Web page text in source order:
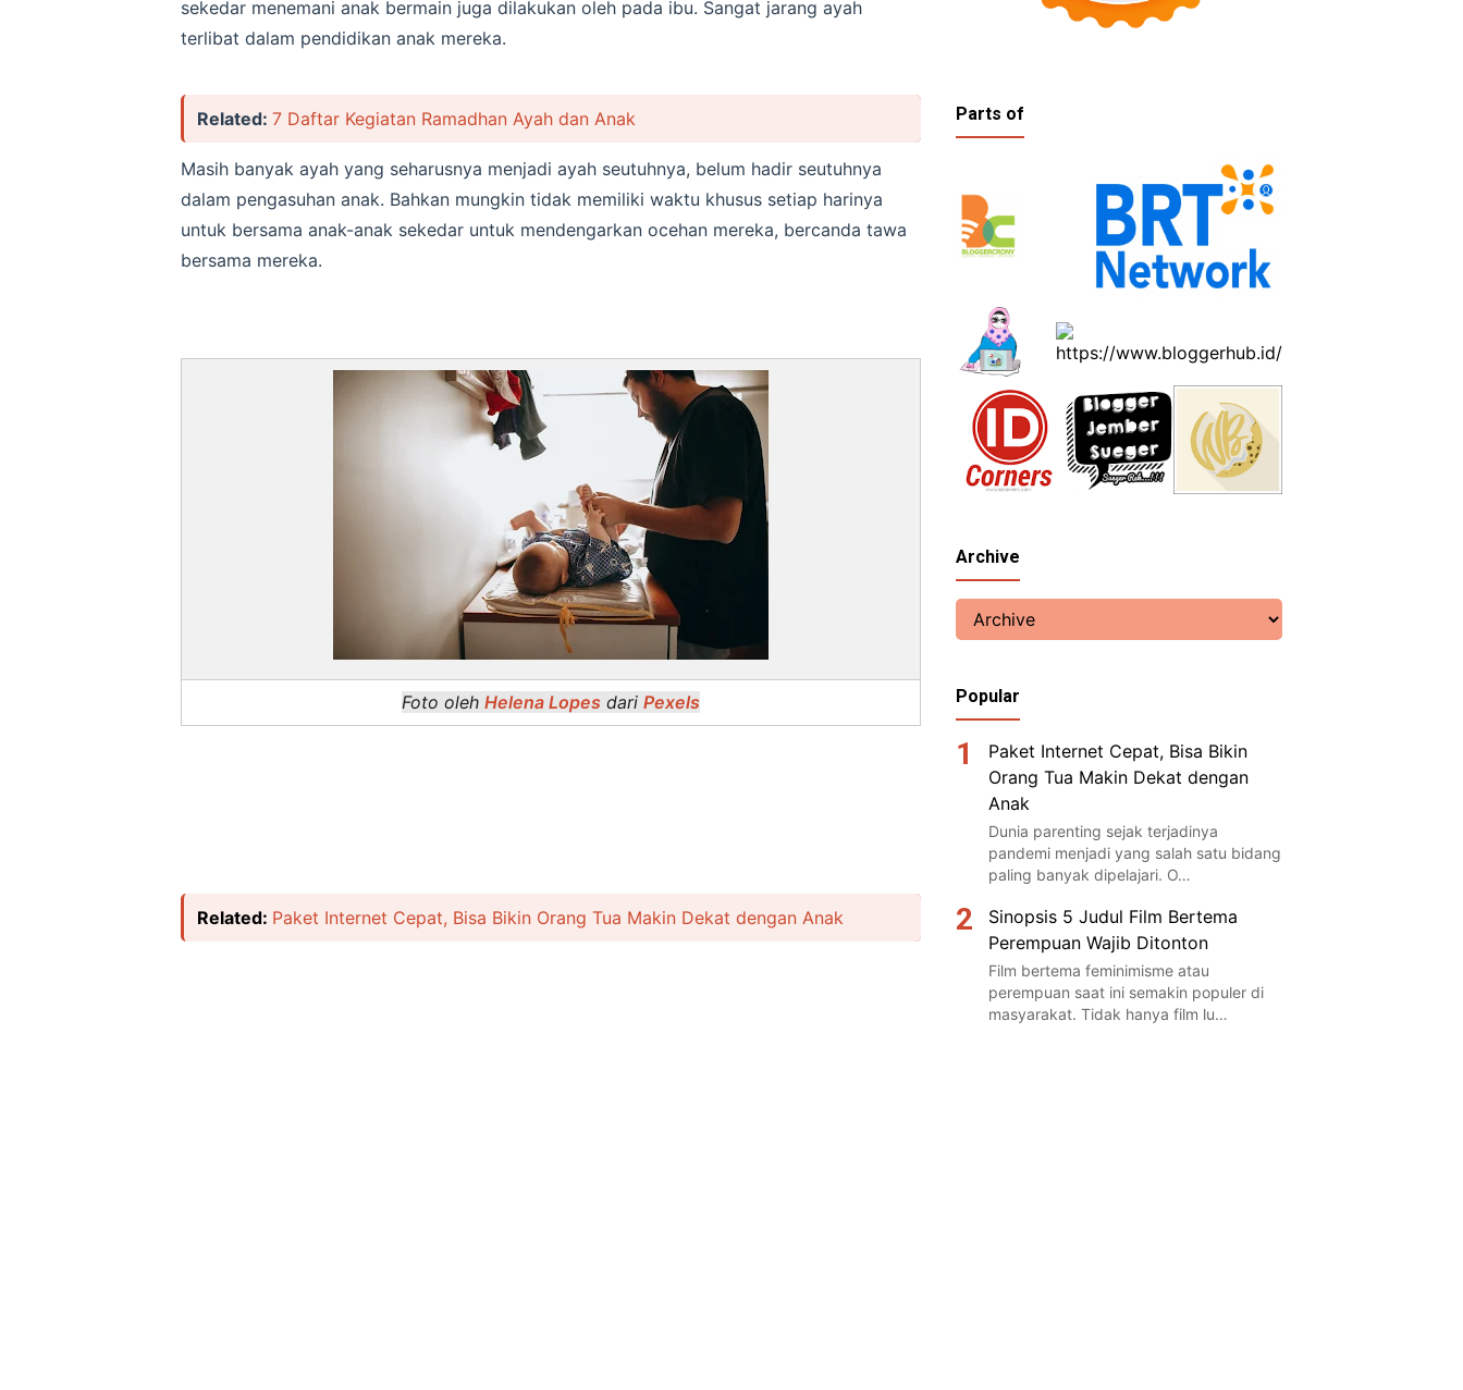
sekedar menemani anak bermain juga dilakukan oleh pada ibu. Sangat jarang ayah
terlibat dalam pendidikan anak mereka.
Related: 7 Daftar Kegiatan Ramadhan Ayah dan Anak
Masih banyak ayah yang seharusnya menjadi ayah seutuhnya, belum hadir seutuhnya
dalam pengasuhan anak. Bahkan mungkin tidak memiliki waktu khusus setiap harinya
untuk bersama anak-anak sekedar untuk mendengarkan ocehan mereka, bercanda tawa
bersama mereka.
Foto oleh Helena Lopes dari Pexels
Related: Paket Internet Cepat, Bisa Bikin Orang Tua Makin Dekat dengan Anak
Parts of
Archive
Popular
Paket Internet Cepat, Bisa Bikin
Orang Tua Makin Dekat dengan
Anak
Dunia parenting sejak terjadinya
pandemi menjadi yang salah satu bidang
paling banyak dipelajari. O…
Sinopsis 5 Judul Film Bertema
Perempuan Wajib Ditonton
Film bertema feminimisme atau
perempuan saat ini semakin populer di
masyarakat. Tidak hanya film lu…